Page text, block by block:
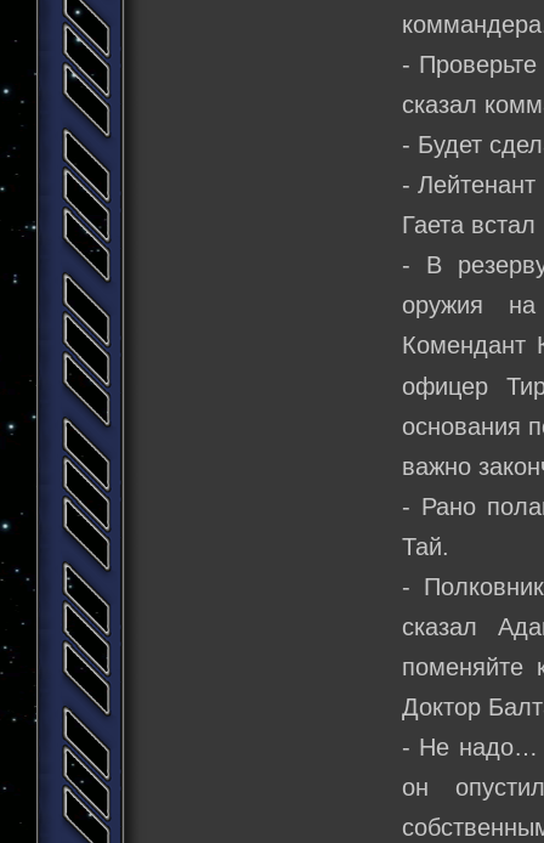
-
сказал
- Будет
- Лейтенант
Гаета
- В
оружия
Комендант
офицер
основания
важно
- Рано
Тай.
-
сказал
поменяйте
Доктор
- Не надо…
он